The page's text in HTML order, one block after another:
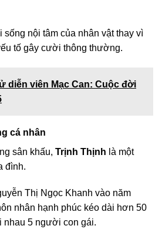
nội tâm của nhân vật thay vì
tố gây cười thông thường.
diễn viên Mạc Can: Cuộc đời
cá nhân
sân khấu, Trịnh Thịnh là một
đình.
Thị Ngọc Khanh vào năm
nhân hạnh phúc kéo dài hơn 50
5 người con gái.